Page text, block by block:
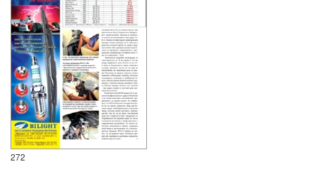
272